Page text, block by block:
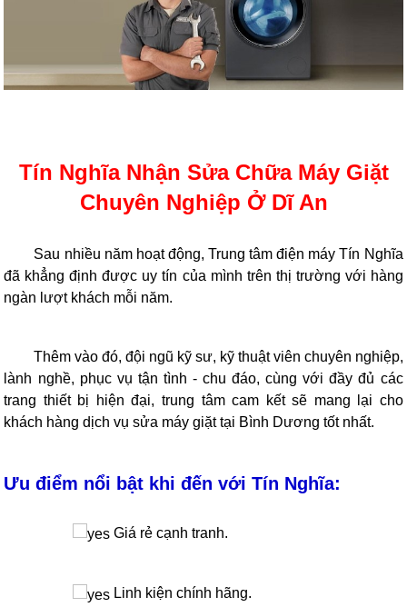
Tín Nghĩa Nhận Sửa Chữa Máy Giặt
Chuyên Nghiệp Ở Dĩ An
Sau nhiều năm hoạt động, Trung tâm điện máy Tín Nghĩa
đã khẳng định được uy tín của mình trên thị trường với hàng
ngàn lượt khách mỗi năm.
Thêm vào đó, đội ngũ kỹ sư, kỹ thuật viên chuyên nghiệp,
lành nghề, phục vụ tận tình - chu đáo, cùng với đầy đủ các
trang thiết bị hiện đại, trung tâm cam kết sẽ mang lại cho
khách hàng dịch vụ sửa máy giặt tại Bình Dương tốt nhất.
Ưu điểm nổi bật khi đến với Tín Nghĩa:
Giá rẻ cạnh tranh.
Linh kiện chính hãng.